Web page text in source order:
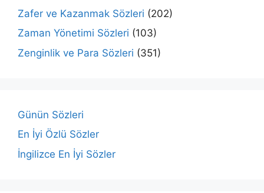
Zafer ve Kazanmak Sözleri (202)
Zaman Yönetimi Sözleri (103)
Zenginlik ve Para Sözleri (351)
Günün Sözleri
En İyi Özlü Sözler
İngilizce En İyi Sözler